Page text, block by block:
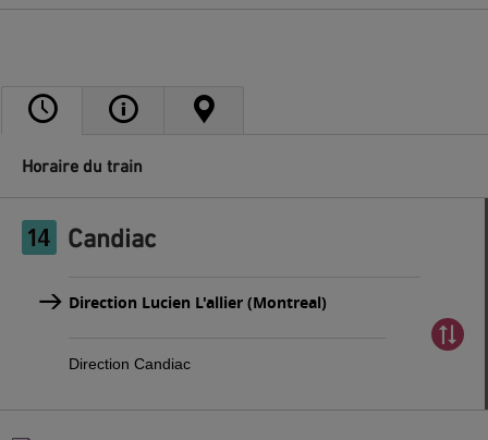
Horaire du train
Candiac
Direction Lucien L'allier (Montreal)
Direction Candiac